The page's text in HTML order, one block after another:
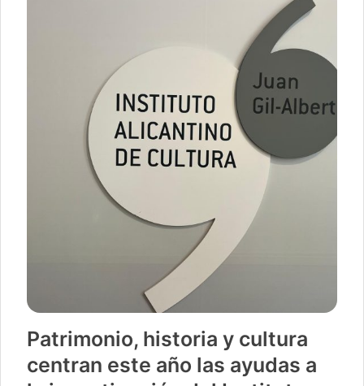
Patrimonio, historia y cultura
centran este año las ayudas a